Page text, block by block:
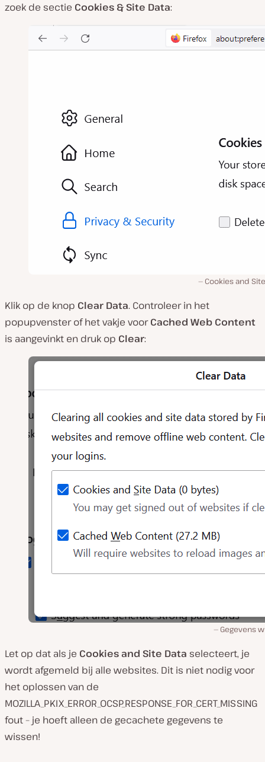
zoek de sectie Cookies & Site Data:
Cookies and
Klik op de knop Clear Data. Controleer in het
popupvenster of het vakje voorCached Web Content
is aangevinkt en druk op Clear:
Gegevens
Let op dat als je Cookies and Site Data selecteert, je
wordt afgemeld bij alle websites. Dit is niet nodig voor
het oplossen van de
MOZILLA_PKIX_ERROR_OCSP_RESPONSE_FOR_CERT_MISSING
fout – je hoeft alleen de gecachete gegevens te
wissen!